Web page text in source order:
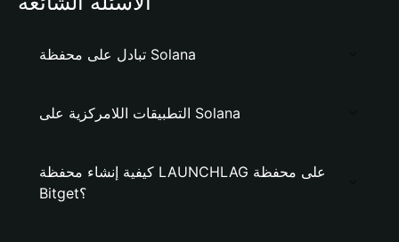
تبادل على محفظة Solana
التطبيقات اللامركزية على Solana
كيفية إنشاء محفظة LAUNCHLAG على محفظة
Bitget؟